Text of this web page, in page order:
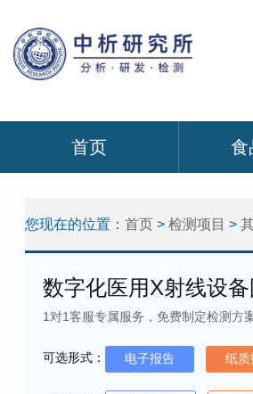
首页 食
您现在的位置： 首页 > 检测项目 >
数字化医用X射线设
1对1客服专属服务，免费制定检测方
可选形式： 电子报告 纸质